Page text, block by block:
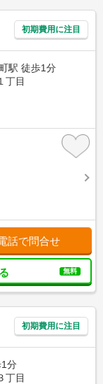
初期費用に注目
駅 徒歩1分
丁目
話で問合せ
無料
初期費用に注目
分
丁目